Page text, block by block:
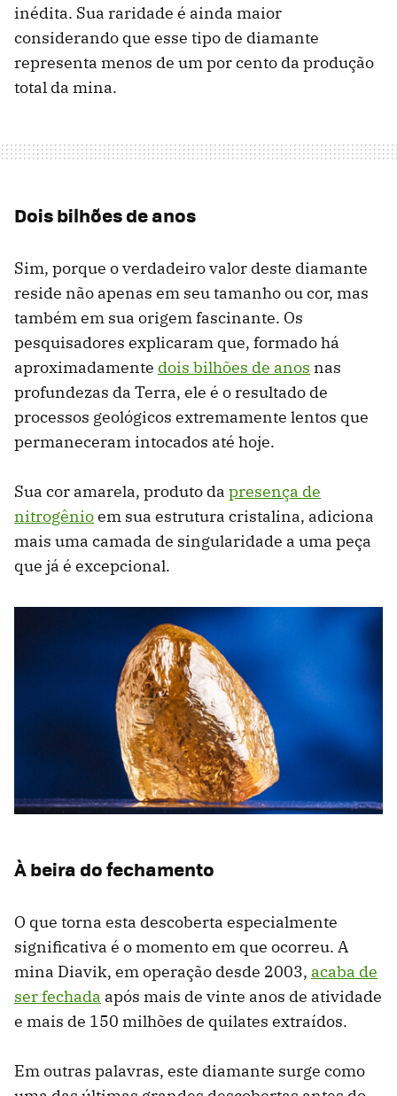
inédita. Sua raridade é ainda maior
considerando que esse tipo de diamante
representa menos de um por cento da produção
total da mina.
Dois bilhões de anos
Sim, porque o verdadeiro valor deste diamante
reside não apenas em seu tamanho ou cor, mas
também em sua origem fascinante. Os
pesquisadores explicaram que, formado há
aproximadamente dois bilhões de anos nas
profundezas da Terra, ele é o resultado de
processos geológicos extremamente lentos que
permaneceram intocados até hoje.
Sua cor amarela, produto da presença de
nitrogênioem sua estrutura cristalina, adiciona
mais uma camada de singularidade a uma peça
que já é excepcional.
À beira do fechamento
O que torna esta descoberta especialmente
significativa é o momento em que ocorreu. A
mina Diavik, em operação desde 2003, acaba de
ser fechada após mais de vinte anos de atividade
e mais de 150 milhões de quilates extraídos.
Em outras palavras, este diamante surge como